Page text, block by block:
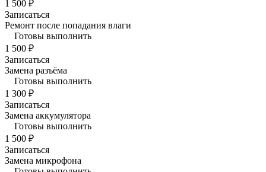
1 500 ₽
Записаться
Ремонт после попадания влаги
Готовы выполнить
1 500 ₽
Записаться
Замена разъёма
Готовы выполнить
1 300 ₽
Записаться
Замена аккумулятора
Готовы выполнить
1 500 ₽
Записаться
Замена микрофона